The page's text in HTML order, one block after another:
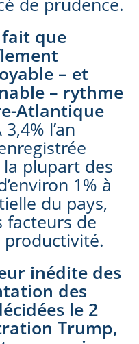
que
– et
– rythme
Atlantique
3,4% l’an
plupart des
1% à
du pays,
facteurs de
inédite des
des
le 2
Trump,